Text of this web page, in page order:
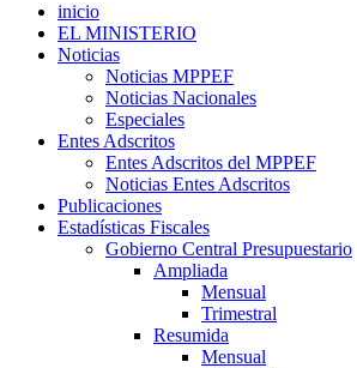
inicio
EL MINISTERIO
Noticias
Noticias MPPEF
Noticias Nacionales
Especiales
Entes Adscritos
Entes Adscritos del MPPEF
Noticias Entes Adscritos
Publicaciones
Estadísticas Fiscales
Gobierno Central Presupuestario
Ampliada
Mensual
Trimestral
Resumida
Mensual